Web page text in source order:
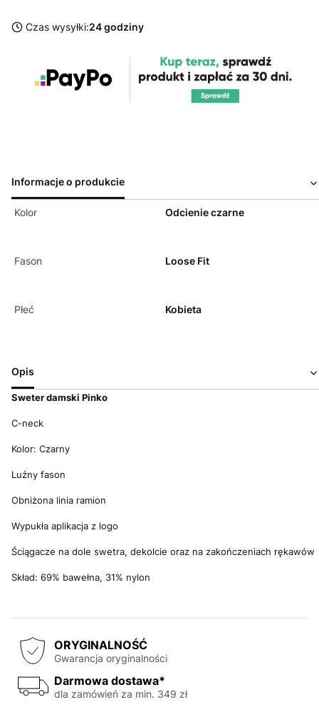
Czas wysyłki:24 godziny
Informacje o produkcie
Kolor Odcienie czarne
Fason Loose Fit
Płeć Kobieta
Opis
Sweter damski Pinko
C-neck
Kolor: Czarny
Luźny fason
Obniżona linia ramion
Wypukła aplikacja z logo
Ściągacze na dole swetra, dekolcie oraz na zakończeniach rękawów
Skład: 69% bawełna, 31% nylon
ORYGINALNOŚĆ
Gwarancja oryginalności
Darmowa dostawa*
dla zamówień za min. 349 zł